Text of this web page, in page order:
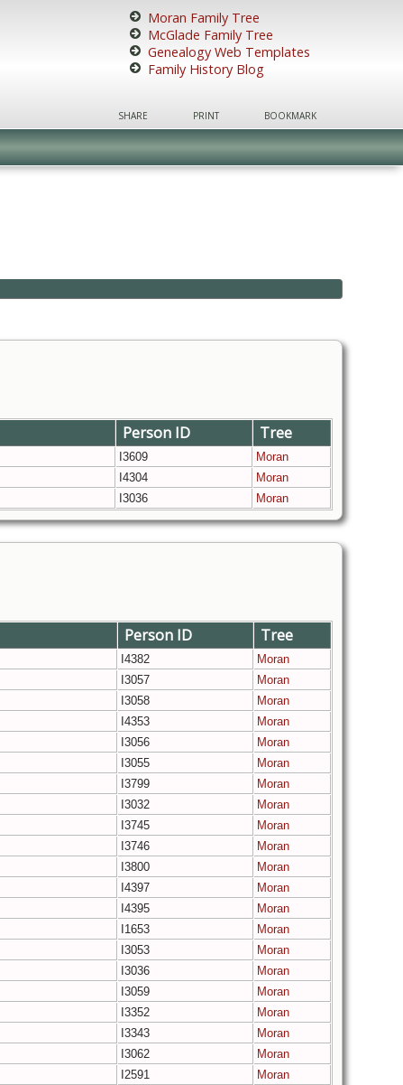
Moran Family Tree
McGlade Family Tree
Genealogy Web Templates
Family History Blog
SHARE PRINT BOOKMARK
Person ID Tree
I3609
Moran
I4304
Moran
I3036 Moran
Person ID Tree
I4382
Moran
I3057
Moran
I3058
Moran
I4353
Moran
I3056
Moran
I3055
Moran
I3799
Moran
I3032
Moran
I3745
Moran
I3746
Moran
I3800
Moran
I4397
Moran
I4395
Moran
I1653
Moran
I3053
Moran
I3036
Moran
I3059
Moran
I3352
Moran
I3343
Moran
I3062
Moran
I2591
Moran